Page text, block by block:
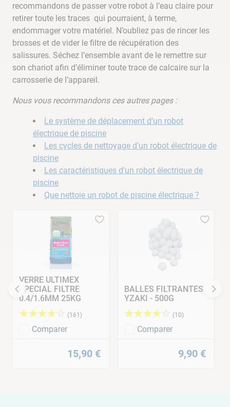
recommandons de passer votre robot à l’eau claire pour
retirer toute les traces qui pourraient, à terme,
endommager votre matériel. N’oubliez pas de rincer les
brosses et de vider le filtre de récupération des
salissures. Séchez l’ensemble avant de le remettre sur
son chariot afin d’éliminer toute trace de calcaire sur la
carrosserie de l’appareil.
Nous vous recommandons ces autres pages :
Le système de déplacement d’un robot
électrique de piscine
Les cycles de nettoyage d’un robot électrique de
piscine
Les caractéristiques d’un robot électrique de
piscine
Que nettoie un robot de piscine électrique ?
VERRE ULTIMEX
SPECIAL FILTRE
0.4/1.6MM 25KG
★★★★ (161 )
Comparer
15,90 €
BALLES FILTRANTES
YZAKI - 500G
★★★★ (10)
Comparer
9,90 €